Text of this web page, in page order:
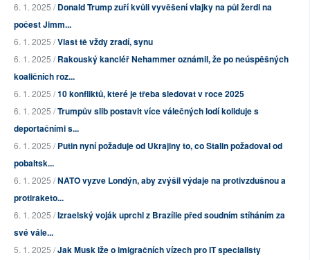
6. 1. 2025 /Donald Trump zuří kvůli vyvěšení vlajky na půl žerdi na
počest Jimm...
6. 1. 2025 /Vlast tě vždy zradí, synu
6. 1. 2025 /Rakouský kancléř Nehammer oznámil, že po neúspěšných
koaličních roz...
6. 1. 2025 /10 konfliktů, které je třeba sledovat v roce 2025
6. 1. 2025 /Trumpův slib postavit více válečných lodí koliduje s
deportačními s...
6. 1. 2025 /Putin nyní požaduje od Ukrajiny to, co Stalin požadoval od
pobaltsk...
6. 1. 2025 /NATO vyzve Londýn, aby zvýšil výdaje na protivzdušnou a
protiraketo...
6. 1. 2025 /Izraelský voják uprchl z Brazílie před soudním stíháním za
své vále...
5. 1. 2025 /Jak Musk lže o imigračních vízech pro IT specialisty